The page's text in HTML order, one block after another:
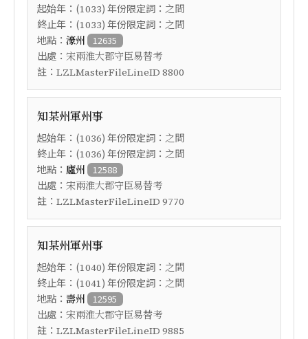
起始年：(1033) 年份限定詞： 之間
終止年：(1033) 年份限定詞： 之間
地點： 濠州 12635
出處： 宋兩淮大郡守臣易替考
註： LZLMasterFileLineID 8800
知某州軍州事
起始年：(1036) 年份限定詞： 之間
終止年：(1036) 年份限定詞： 之間
地點： 廬州 12588
出處： 宋兩淮大郡守臣易替考
註： LZLMasterFileLineID 9770
知某州軍州事
起始年：(1040) 年份限定詞： 之間
終止年：(1041) 年份限定詞： 之間
地點： 壽州 12595
出處： 宋兩淮大郡守臣易替考
註： LZLMasterFileLineID 9885